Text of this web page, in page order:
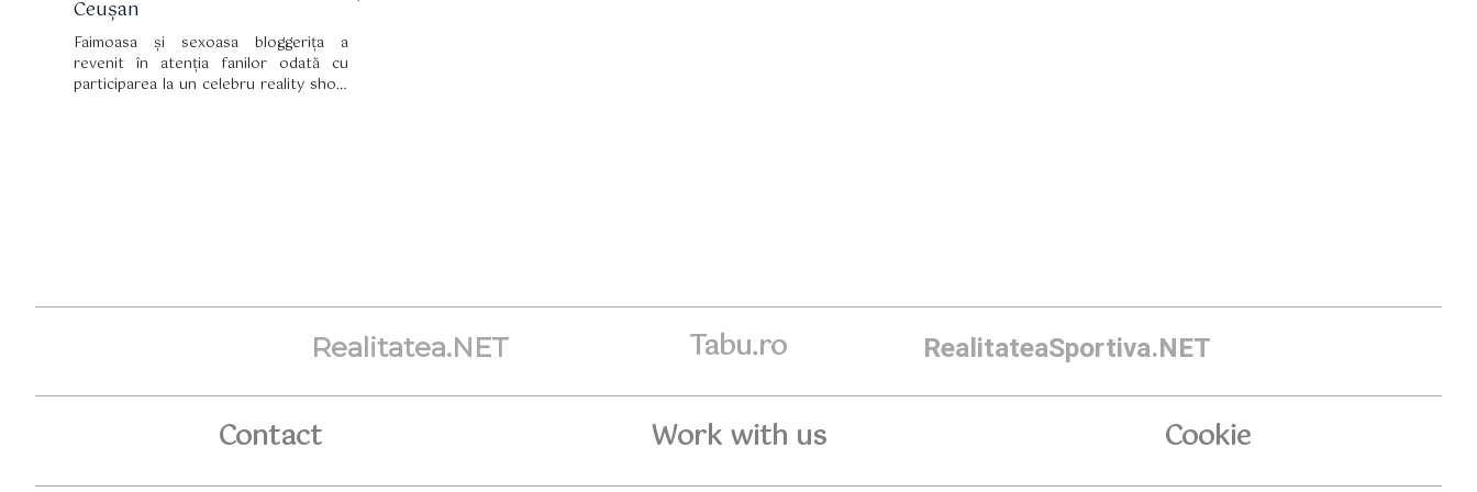
Ceușan
Faimoasa și sexoasa bloggerița a
revenit în atenția fanilor odată cu
participarea la un celebru reality show
Realitatea.NET Tabu.ro RealitateaSportiva.NET
Contact Work with us Cookie